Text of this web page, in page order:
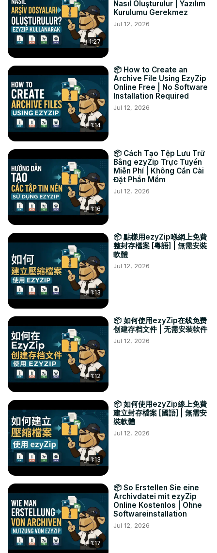
seleccionada.
#convertir #mp3 #44.1khz
Twitter: https://twitter.com/ezyzip
FACEBOOK: https://www.facebook.com/ezyzip/
https://www.linkedin.com/showcase/ezyzip/
1:27
Nasıl Oluşturulur | Yazılım
Kurulumu Gerekmez
Jul 12, 2026
1:14
📦 How to Create an
Archive File Using EzyZip
Online Free | No Software
Installation Required
Jul 12, 2026
1:16
📦 Cách Tạo Tệp Lưu Trữ
Bằng ezyZip Trực Tuyến
Miễn Phí | Không Cần Cài
Đặt Phần Mềm
Jul 12, 2026
1:13
📦 點樣用ezyZip喺網上免費
整封存檔案 [粵語] | 無需安裝
軟體
Jul 12, 2026
1:12
📦 如何使用ezyZip在线免费
创建存档文件 | 无需安装软件
Jul 12, 2026
1:13
📦 如何使用ezyZip線上免費
建立封存檔案 [國語] | 無需安
裝軟體
Jul 12, 2026
1:17
📦 So Erstellen Sie eine
Archivdatei mit ezyZip
Online Kostenlos | Ohne
Softwareinstallation
Jul 12, 2026